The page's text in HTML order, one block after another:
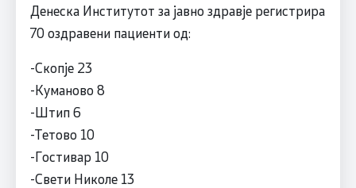
Денеска Институтот за јавно здравје регистрира
70 оздравени пациенти од:
-Скопје 23
-Куманово 8
-Штип 6
-Тетово 10
-Гостивар 10
-Свети Николе 13